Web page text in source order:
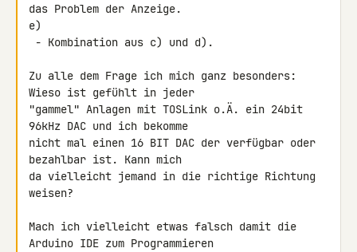
das Problem der Anzeige.
e)
Zu alle dem Frage ich mich ganz besonders:
Wieso ist gefühlt in jeder
"gammel" Anlagen mit TOSLink o.Ä. ein 24bit
96kHz DAC und ich bekomme
nicht mal einen 16 BIT DAC der verfügbar oder
bezahlbar ist. Kann mich
da vielleicht jemand in die richtige Richtung
weisen?
Mach ich vielleicht etwas falsch damit die
Arduino IDE zum Programmieren